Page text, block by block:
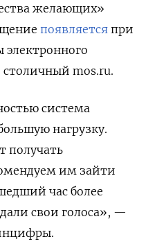
желающих»
появляется при
столичный mos.ru.
система
нагрузку.
получать
им зайти
час более
свои голоса», —